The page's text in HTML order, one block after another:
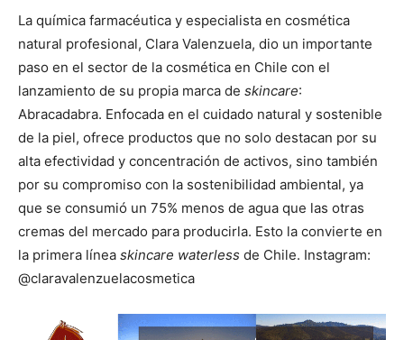
La química farmacéutica y especialista en cosmética
natural profesional, Clara Valenzuela, dio un importante
paso en el sector de la cosmética en Chile con el
lanzamiento de su propia marca de skincare:
Abracadabra. Enfocada en el cuidado natural y sostenible
de la piel, ofrece productos que no solo destacan por su
alta efectividad y concentración de activos, sino también
por su compromiso con la sostenibilidad ambiental, ya
que se consumió un 75% menos de agua que las otras
cremas del mercado para producirla. Esto la convierte en
la primera línea skincare waterless de Chile. Instagram:
@claravalenzuelacosmetica